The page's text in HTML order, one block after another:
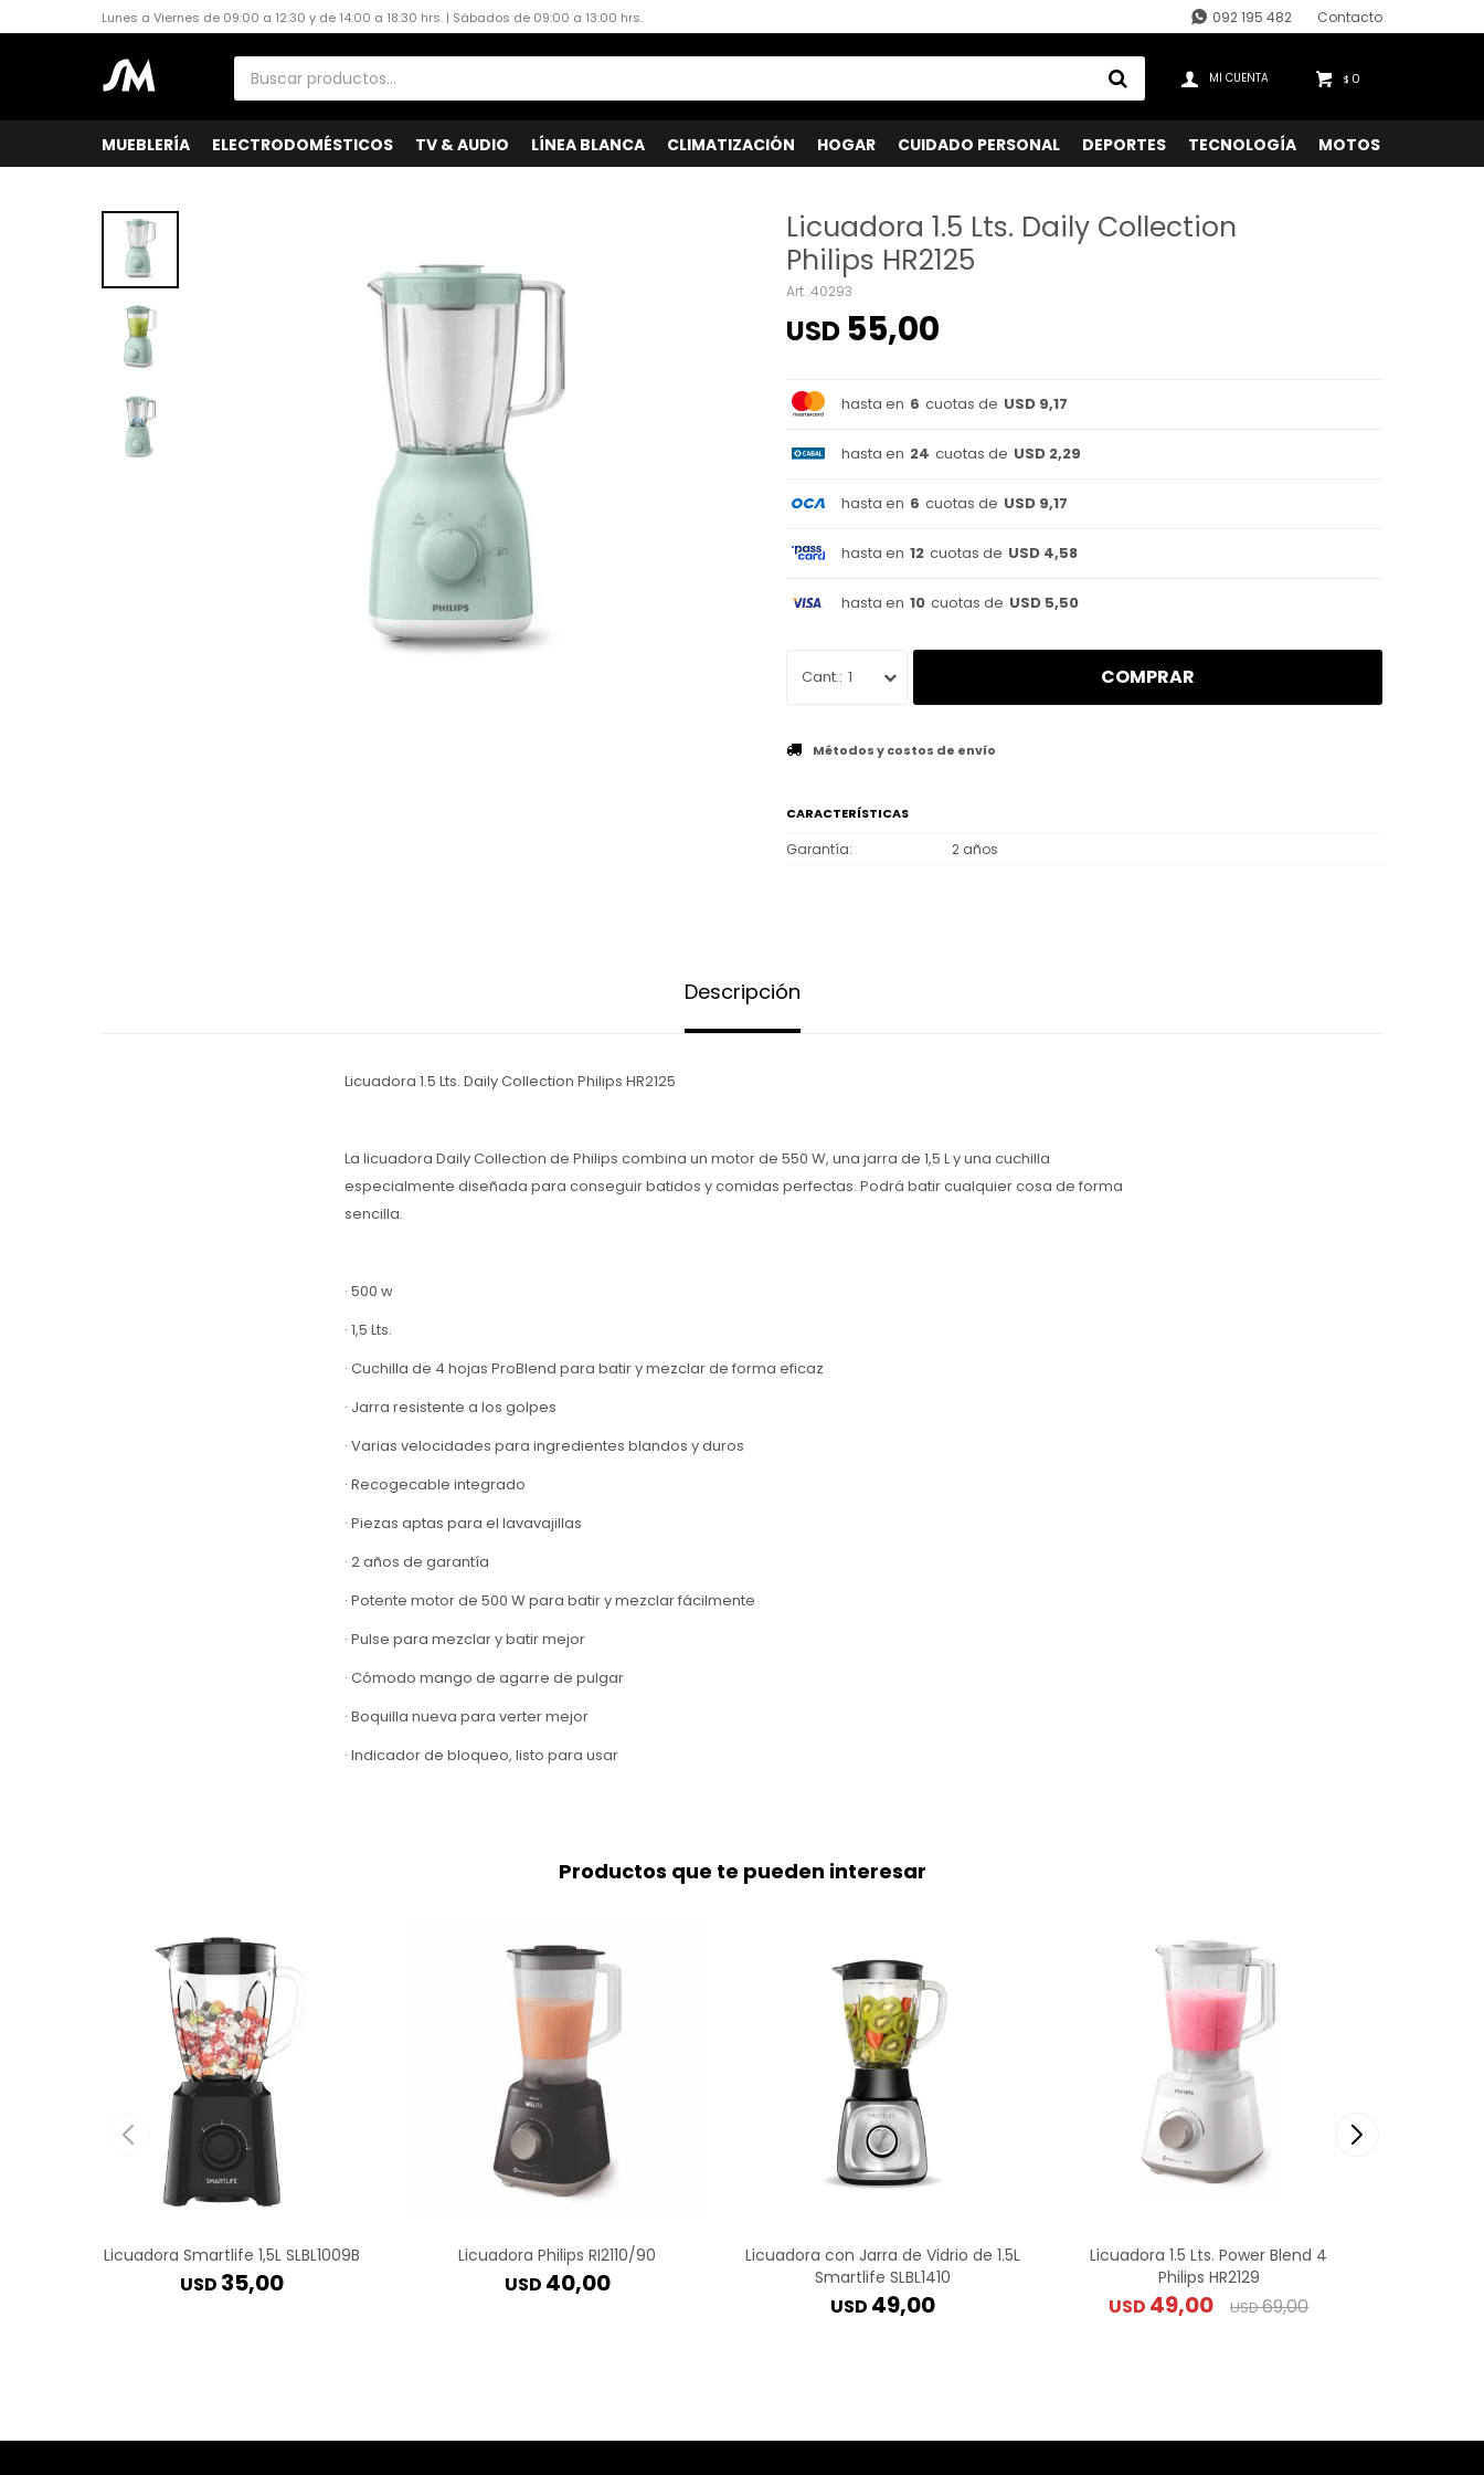
MUEBLERÍA ELECTRODOMÉSTICOS TV & AUDIO LÍNEA BLANCA CLIMATIZACIÓN HOGAR CUIDADO PERSONAL DEPORTES TECNOLOGÍA MOTOS
$ 0
Lunes a Viernes de 09:00 a 12:30 y de 14:00 a 18:30 hrs. | Sábados de 09:00 a 13:00 hrs. 092 195 482 Contacto
Licuadora 1.5 Lts. Daily Collection
Philips HR2125
40293
USD 55,00
hasta en 6 cuotas de USD 9,17
hasta en 24 cuotas de USD 2,29
hasta en 6 cuotas de USD 9,17
hasta en 12 cuotas de USD 4,58
hasta en 10 cuotas de USD 5,50
1 COMPRAR
Métodos y costos de envío
CARACTERÍSTICAS
Garantía 2 años
Descripción
Licuadora 1.5 Lts. Daily Collection Philips HR2125
La licuadora Daily Collection de Philips combina un motor de 550 W, una jarra de 1,5 L y una cuchilla
especialmente diseñada para conseguir batidos y comidas perfectas. Podrá batir cualquier cosa de forma
sencilla.
· 500 w
· 1,5 Lts.
· Cuchilla de 4 hojas ProBlend para batir y mezclar de forma eficaz
· Jarra resistente a los golpes
· Varias velocidades para ingredientes blandos y duros
· Recogecable integrado
· Piezas aptas para el lavavajillas
· 2 años de garantía
· Potente motor de 500 W para batir y mezclar fácilmente
· Pulse para mezclar y batir mejor
· Cómodo mango de agarre de pulgar
· Boquilla nueva para verter mejor
· Indicador de bloqueo, listo para usar
Productos que te pueden interesar
Licuadora Smartlife 1,5L SLBL1009B
USD 35,00
Licuadora Philips RI2110/90
USD 40,00
Licuadora con Jarra de Vidrio de 1.5L
Smartlife SLBL1410
USD 49,00
Licuadora 1.5 Lts. Power Blend 4
Philips HR2129
USD 49,00 USD69,00